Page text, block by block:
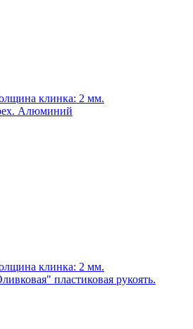
клинка: 2 мм.
Алюминий
клинка: 2 мм.
пластиковая рукоять.